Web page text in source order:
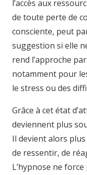
l’accès aux
de toute perte de
consciente, peut
suggestion si elle
rend l’approche
notamment pour
le stress ou des
Grâce à cet état
deviennent plus
Il devient alors plus
de ressentir, de
L’hypnose ne